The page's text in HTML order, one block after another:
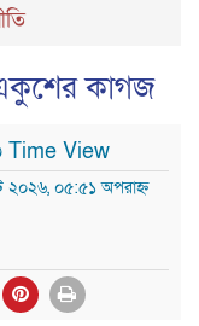
কাগজ
Time View
২০২৬, ০৫:৫১ অপরাহ্ন